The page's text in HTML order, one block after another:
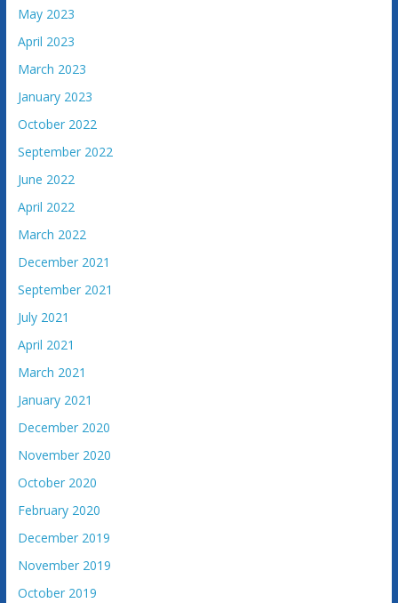
May 2023
April 2023
March 2023
January 2023
October 2022
September 2022
June 2022
April 2022
March 2022
December 2021
September 2021
July 2021
April 2021
March 2021
January 2021
December 2020
November 2020
October 2020
February 2020
December 2019
November 2019
October 2019